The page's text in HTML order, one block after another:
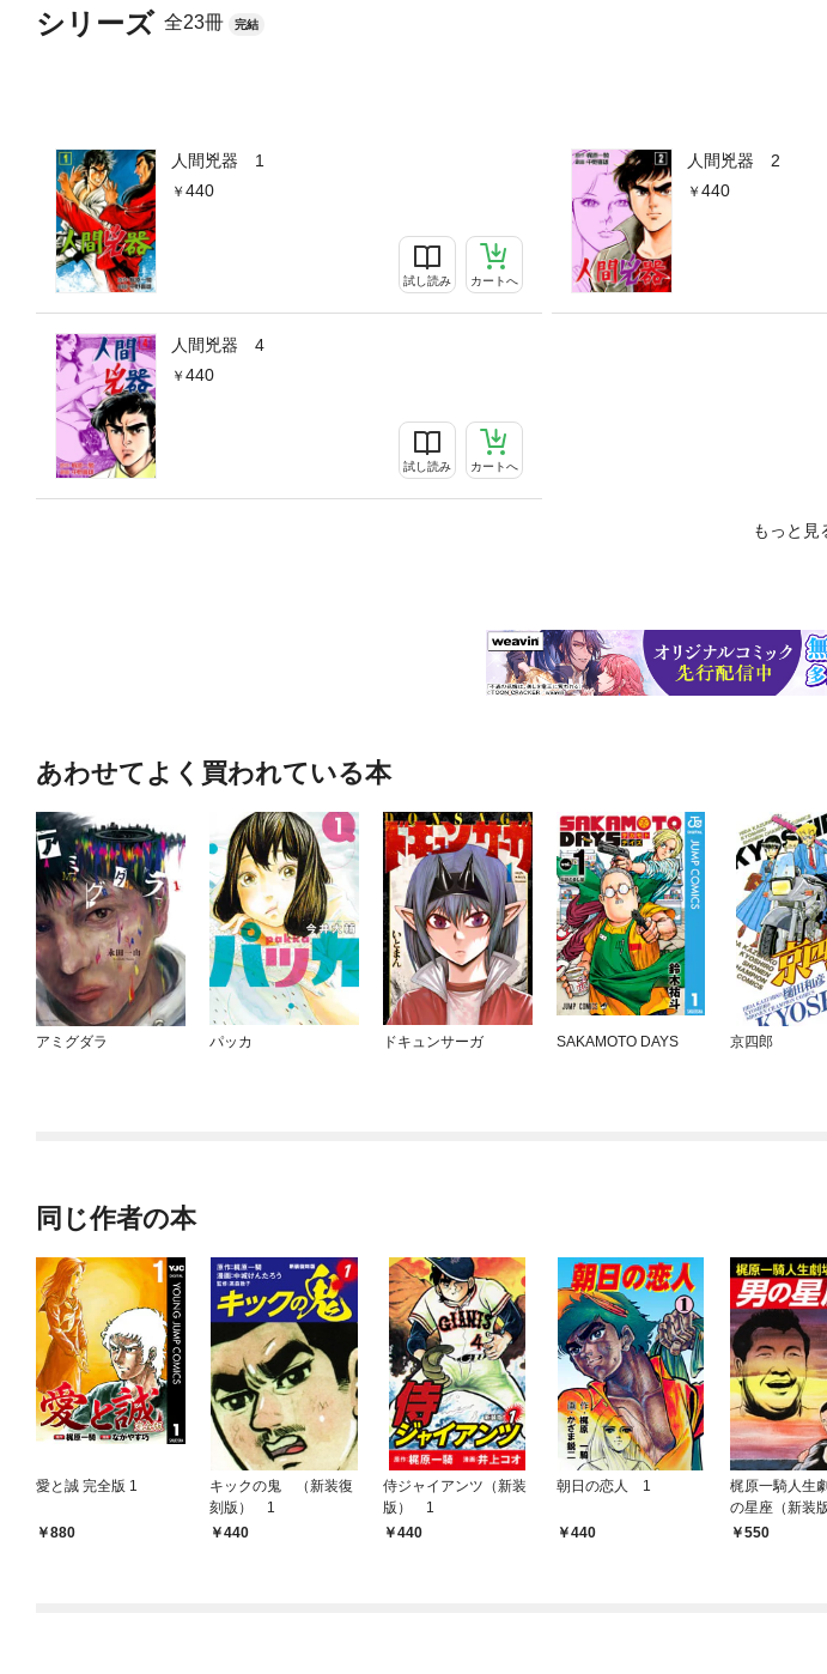
シリーズ 全23冊 完結
人間兇器 1
440
試し読み カートへ
人間兇器 2
440
人間兇器 4
440
試し読み カートへ
もっと見
あわせてよく買われている本
アミグダラ パッカ ドキュンサーガ SAKAMOTO DAYS 京四郎
同じ作者の本
愛と誠 完全版 1
880
キックの鬼 （新装復
刻版） 1
440
侍ジャイアンツ（新装
版） 1
440
朝日の恋人 1
440
梶原一騎人生
の星座（新装
550